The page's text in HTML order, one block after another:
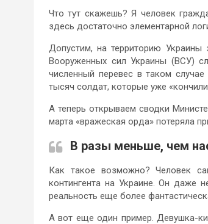
Что тут скажешь? Я человек
здесь достаточно элементарной
Допустим, на территорию
Вооруженных сил Украины (ВСУ)
численный перевес в таком
тысяч солдат, которые уже
А теперь открываем сводки
марта «вражеская орда» потеряла
В разы меньше, чем
Как такое возможно? Человек
контингента на Украине. Он даже
реальность еще более
А вот еще один пример. Девушка-